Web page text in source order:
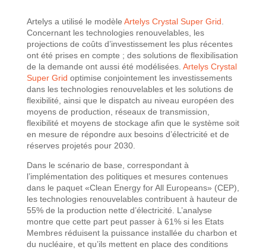
Artelys a utilisé le modèle Artelys Crystal Super Grid
Concernant les technologies renouvelables, les
projections de coûts d’investissement les plus récentes
ont été prises en compte ; des solutions de flexibilisation
de la demande ont aussi été modélisées. Artelys Crystal
Super Grid optimise conjointement les investissements
dans les technologies renouvelables et les solutions de
flexibilité, ainsi que le dispatch au niveau européen des
moyens de production, réseaux de transmission,
flexibilité et moyens de stockage afin que le système soit
en mesure de répondre aux besoins d’électricité et de
réserves projetés pour 2030.
Dans le scénario de base, correspondant à
l’implémentation des politiques et mesures contenues
dans le paquet «Clean Energy for All Europeans» (CEP),
les technologies renouvelables contribuent à hauteur de
55% de la production nette d’électricité. L’analyse
montre que cette part peut passer à 61% si les Etats
Membres réduisent la puissance installée du charbon et
du nucléaire, et qu’ils mettent en place des conditions